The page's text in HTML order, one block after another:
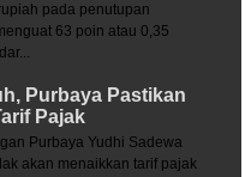
pada penutupan
63 poin atau 0,35
Purbaya Pastikan
Pajak
Purbaya Yudhi Sadewa
akan menaikkan tarif pajak